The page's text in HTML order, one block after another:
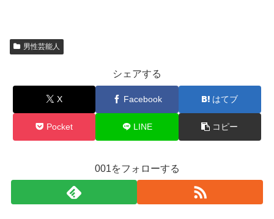
男性芸能人
シェアする
X Facebook はてブ
Pocket LINE コピー
001をフォローする